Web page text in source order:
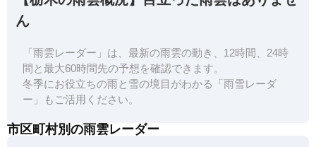
ん
「雨雲レーダー」は、最新の雨雲の動き、12時間、24時
間と最大60時間先の予想を確認できます。
冬季にお役立ちの雨と雪の境目がわかる「雨雪レーダ
ー」もご活用ください。
市区町村別の雨雲レーダー